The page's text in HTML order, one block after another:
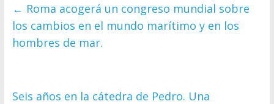
← Roma acogerá un congreso mundial sobre
los cambios en el mundo marítimo y en los
hombres de mar.
Seis años en la cátedra de Pedro. Una